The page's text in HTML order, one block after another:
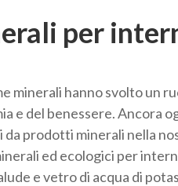
per
minerali hanno svolto un
e del benessere. Ancora
prodotti minerali nella
ed ecologici per
e vetro di acqua di